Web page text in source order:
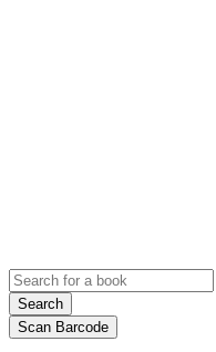
Search
Scan Barcode